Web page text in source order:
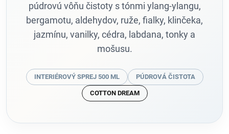
púdrovú vôňu čistoty s tónmi ylang-ylangu,
bergamotu, aldehydov, ruže, fialky, klinčeka,
jazmínu, vanilky, cédra, labdana, tonky a
mošusu.
INTERIÉROVÝ SPREJ 500 ML PÚDROVÁ ČISTOTA
COTTON DREAM